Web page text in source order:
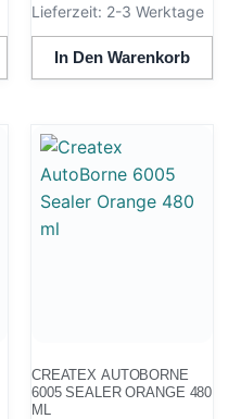
Lieferzeit: 2-3 Werktage
In Den Warenkorb
CREATEX AUTOBORNE
6005 SEALER ORANGE 480
ML